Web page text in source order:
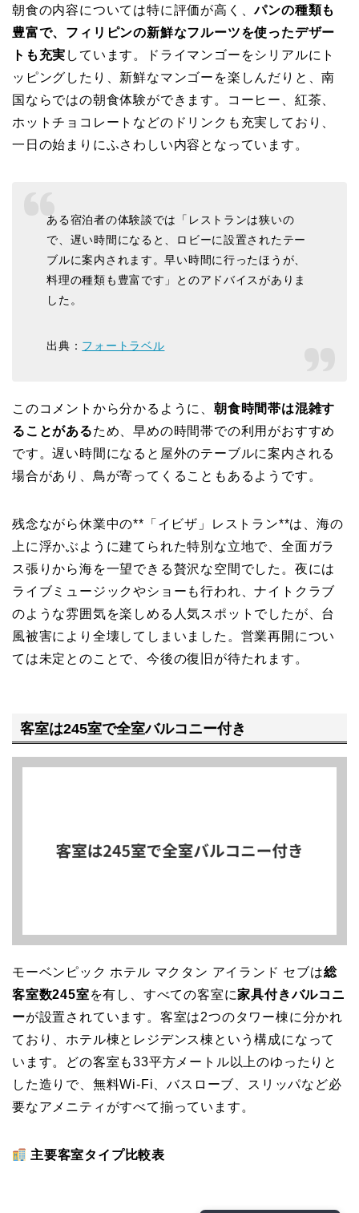
朝食の内容については特に評価が高く、パンの種類も
豊富で、フィリピンの新鮮なフルーツを使ったデザー
トも充実 しています。ドライマンゴーをシリアルにト
ッピングしたり、新鮮なマンゴーを楽しんだりと、南
国ならではの朝食体験ができます。コーヒー、紅茶、
ホットチョコレートなどのドリンクも充実しており、
一日の始まりにふさわしい内容となっています。
ある宿泊者の体験談では「レストランは狭いの
で、遅い時間になると、ロビーに設置されたテー
ブルに案内されます。早い時間に行ったほうが、
料理の種類も豊富です」とのアドバイスがありま
した。
出典： フォートラベル
このコメントから分かるように、 朝食時間帯は混雑す
ることがあるため、早めの時間帯での利用がおすすめ
です。遅い時間になると屋外のテーブルに案内される
場合があり、鳥が寄ってくることもあるようです。
残念ながら休業中の**「イビザ」レストラン**は、海の
上に浮かぶように建てられた特別な立地で、全面ガラ
ス張りから海を一望できる贅沢な空間でした。夜には
ライブミュージックやショーも行われ、ナイトクラブ
のような雰囲気を楽しめる人気スポットでしたが、台
風被害により全壊してしまいました。営業再開につい
ては未定とのことで、今後の復旧が待たれます。
客室は245室で全室バルコニー付き
モーベンピック ホテル マクタン アイランド セブは総
客室数245室を有し、すべての客室に家具付きバルコニ
ーが設置されています。客室は2つのタワー棟に分かれ
ており、ホテル棟とレジデンス棟という構成になって
います。どの客室も33平方メートル以上のゆったりと
した造りで、無料Wi-Fi、バスローブ、スリッパなど必
要なアメニティがすべて揃っています。
主要客室タイプ比較表